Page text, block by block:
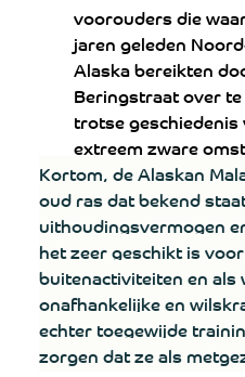
voorouders die
jaren geleden
Alaska bereikten
Beringstraat over
trotse
extreem zware
Kortom, de Alaskan
oud ras dat bekend
uithoudingsvermogen
het zeer geschikt is
buitenactiviteiten en als
onafhankelijke en
echter toegewijde
zorgen dat ze als